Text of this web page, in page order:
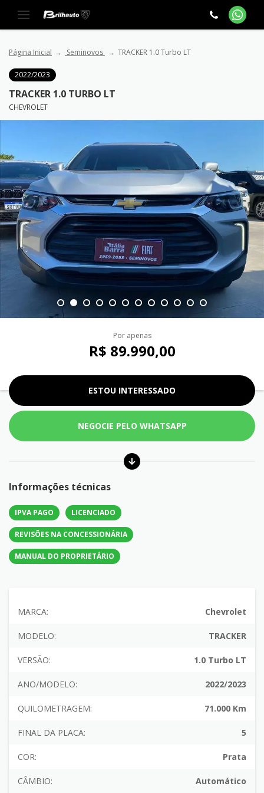
Página Inicial Seminovos TRACKER 1.0 Turbo LT
2022/2023
TRACKER 1.0 TURBO LT
CHEVROLET
Por apenas
R$ 89.990,00
ESTOU INTERESSADO
NEGOCIE PELO WHATSAPP
Informações técnicas
IPVA PAGO LICENCIADO
REVISÕES NA CONCESSIONÁRIA
MANUAL DO PROPRIETÁRIO
MARCA: Chevrolet
MODELO: TRACKER
VERSÃO: 1.0 Turbo LT
ANO/MODELO: 2022/2023
QUILOMETRAGEM: 71.000 Km
FINAL DA PLACA: 5
COR: Prata
CÂMBIO: Automático